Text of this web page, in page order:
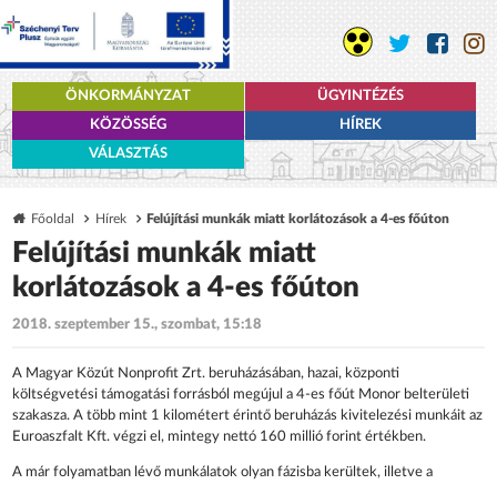
ÖNKORMÁNYZAT
ÜGYINTÉZÉS
KÖZÖSSÉG
HÍREK
VÁLASZTÁS
Főoldal Hírek Felújítási munkák miatt korlátozások a 4-es főúton
Felújítási munkák miatt
korlátozások a 4-es főúton
2018. szeptember 15., szombat, 15:18
A Magyar Közút Nonprofit Zrt. beruházásában, hazai, központi
költségvetési támogatási forrásból megújul a 4-es főút Monor belterületi
szakasza. A több mint 1 kilométert érintő beruházás kivitelezési munkáit az
Euroaszfalt Kft. végzi el, mintegy nettó 160 millió forint értékben.
A már folyamatban lévő munkálatok olyan fázisba kerültek, illetve a